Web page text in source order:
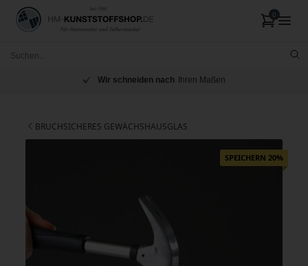
Wir schneiden nach Ihren Maßen
BRUCHSICHERES GEWÄCHSHAUSGLAS
SPEICHERN 20%